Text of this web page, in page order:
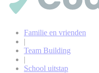
Familie en vrienden
|
Team Building
|
School uitstap